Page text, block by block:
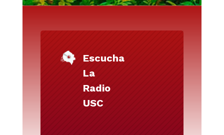
Escucha
La
Radio
USC